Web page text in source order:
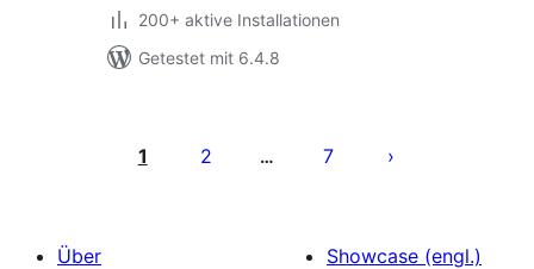
200+ aktive Installationen
Getestet mit 6.4.8
der
1 2 … 7
Über
Showcase (engl.)